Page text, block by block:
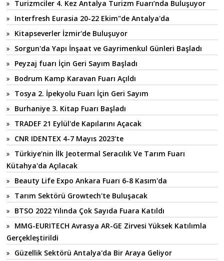
Turizmciler 4. Kez Antalya Turizm Fuarı’nda Buluşuyor
Interfresh Eurasia 20-22 Ekim"de Antalya'da
Kitapseverler İzmir'de Buluşuyor
Sorgun'da Yapı İnşaat ve Gayrimenkul Günleri Başladı
Peyzaj fuarı İçin Geri Sayım Başladı
Bodrum Kamp Karavan Fuarı Açıldı
Tosya 2. İpekyolu Fuarı İçin Geri Sayım
Burhaniye 3. Kitap Fuarı Başladı
TRADEF 21 Eylül'de Kapılarını Açacak
CNR IDENTEX 4-7 Mayıs 2023'te
Türkiye’nin İlk Jeotermal Seracılık Ve Tarım Fuarı
Kütahya'da Açılacak
Beauty Life Expo Ankara Fuarı 6-8 Kasım'da
Tarım Sektörü Growtech'te Buluşacak
BTSO 2022 Yılında Çok Sayıda Fuara Katıldı
MMG-EURITECH Avrasya AR-GE Zirvesi Yüksek Katılımla
Gerçekleştirildi
Güzellik Sektörü Antalya'da Bir Araya Geliyor